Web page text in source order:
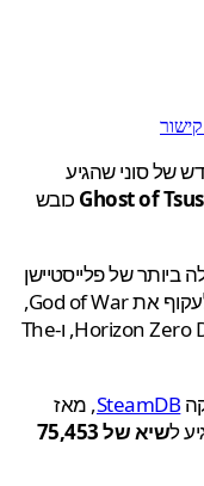
שהגיע
Ghost ofכובש
של פלייסטיישן
והצליח לעקוף את God of War,
משחקים כמו Horizon Zero Dawn, ו-The
, מאז
שיא של 75,453